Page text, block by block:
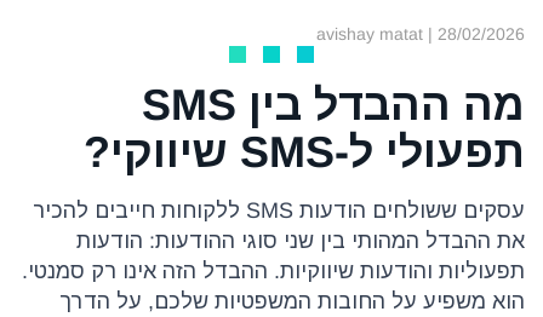
28/02/2026
| avishay matat
מה ההבדל בין SMS
תפעולי ל-SMS שיווקי?
עסקים ששולחים הודעות SMS ללקוחות חייבים להכיר
את ההבדל המהותי בין שני סוגי ההודעות: הודעות
תפעוליות והודעות שיווקיות. ההבדל הזה אינו רק סמנטי.
הוא משפיע על החובות המשפטיות שלכם, על הדרך